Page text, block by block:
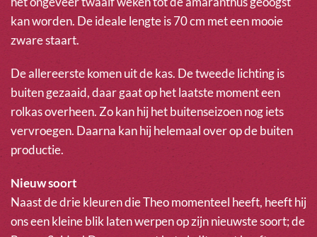
kan worden. De ideale lengte is 70 cm met een mooie
zware staart.
De allereerste komen uit de kas. De tweede lichting is
buiten gezaaid, daar gaat op het laatste moment een
rolkas overheen. Zo kan hij het buitenseizoen nog iets
vervroegen. Daarna kan hij helemaal over op de buiten
productie.
Nieuw soort
Naast de drie kleuren die Theo momenteel heeft, heeft hij
ons een kleine blik laten werpen op zijn nieuwste soort; de